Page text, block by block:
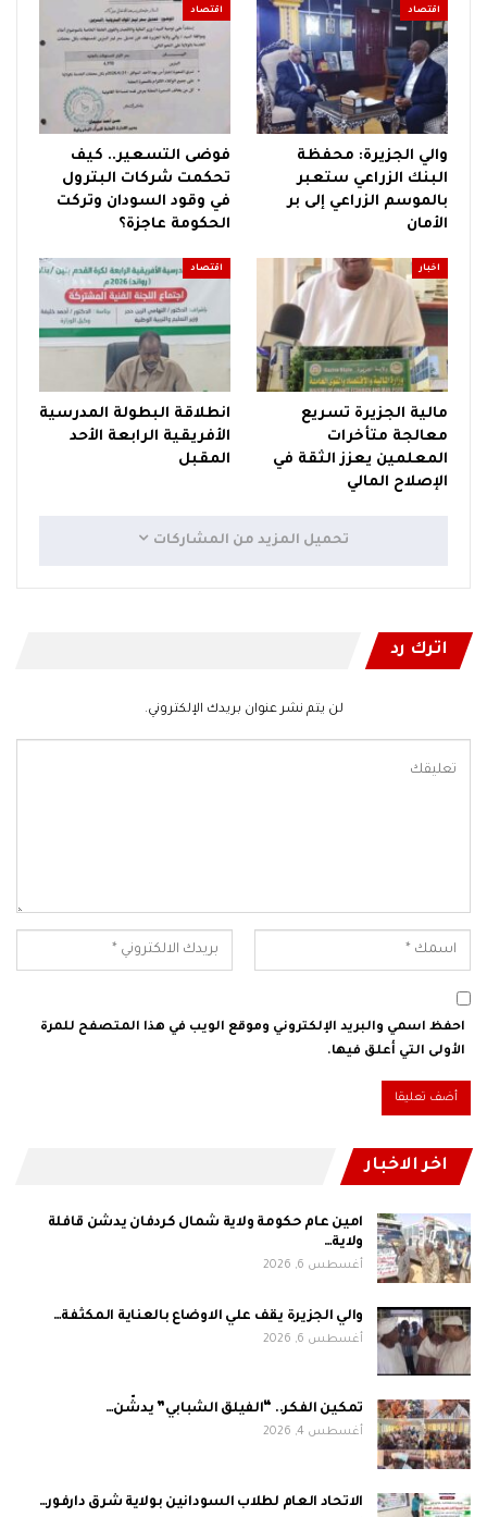
اقتصاد
والي الجزيرة: محفظة
البنك الزراعي ستعبر
بالموسم الزراعي إلى بر
الأمان
اقتصاد
فوضى التسعير.. كيف
تحكمت شركات البترول
في وقود السودان وتركت
الحكومة عاجزة؟
اخبار
مالية الجزيرة تسريع
معالجة متأخرات
المعلمين يعزز الثقة في
الإصلاح المالي
اقتصاد
انطلاقة البطولة المدرسية
الأفريقية الرابعة الأحد
المقبل
تحميل المزيد من المشاركات
اترك رد
لن يتم نشر عنوان بريدك الإلكتروني.
احفظ اسمي والبريد الإلكتروني وموقع الويب في هذا المتصفح للمرة
الأولى التي أعلق فيها.
اخر الاخبار
امين عام حكومة ولاية شمال كردفان يدشن قافلة
ولاية…
أغسطس 6, 2026
والي الجزيرة يقف علي الاوضاع بالعناية المكثفة…
أغسطس 6, 2026
تمكين الفكر.. “الفيلق الشبابي” يدشّن…
أغسطس 4, 2026
الاتحاد العام لطلاب السودانين بولاية شرق دارفور…